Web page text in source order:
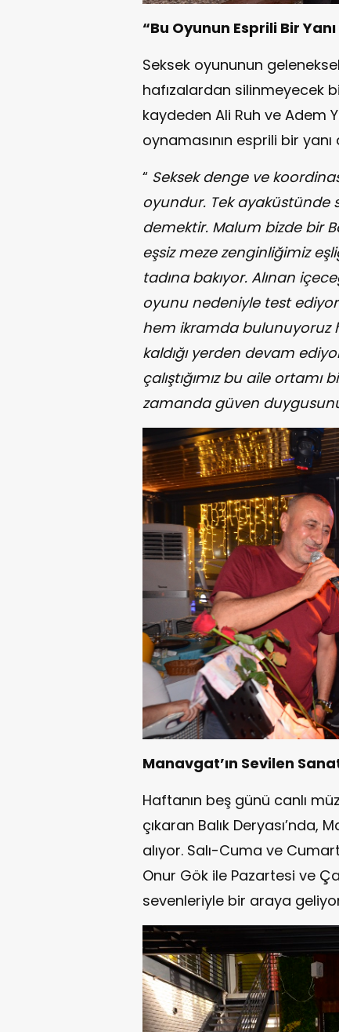
“Bu Oyunun Esprili Bir
Seksek oyununun
hafızalardan silinmeyecek
kaydeden Ali Ruh ve Adem
oynamasının esprili bir
“ Seksek denge ve
oyundur. Tek ayaküstünde
demektir. Malum bizde bir
eşsiz meze zenginliğimiz
tadına bakıyor. Alınan
oyunu nedeniyle test
hem ikramda bulunuyoruz
kaldığı yerden devam
çalıştığımız bu aile
zamanda güven
Manavgat’ın Sevilen
Haftanın beş günü canlı
çıkaran Balık Deryası’nda,
alıyor. Salı-Cuma ve
Onur Gök ile Pazartesi ve
sevenleriyle bir araya